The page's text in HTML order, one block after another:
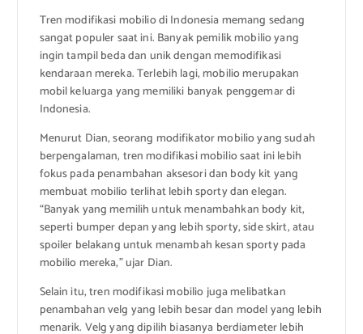
Tren modifikasi mobilio di Indonesia memang sedang
sangat populer saat ini. Banyak pemilik mobilio yang
ingin tampil beda dan unik dengan memodifikasi
kendaraan mereka. Terlebih lagi, mobilio merupakan
mobil keluarga yang memiliki banyak penggemar di
Indonesia.
Menurut Dian, seorang modifikator mobilio yang sudah
berpengalaman, tren modifikasi mobilio saat ini lebih
fokus pada penambahan aksesori dan body kit yang
membuat mobilio terlihat lebih sporty dan elegan.
“Banyak yang memilih untuk menambahkan body kit,
seperti bumper depan yang lebih sporty, side skirt, atau
spoiler belakang untuk menambah kesan sporty pada
mobilio mereka,” ujar Dian.
Selain itu, tren modifikasi mobilio juga melibatkan
penambahan velg yang lebih besar dan model yang lebih
menarik. Velg yang dipilih biasanya berdiameter lebih